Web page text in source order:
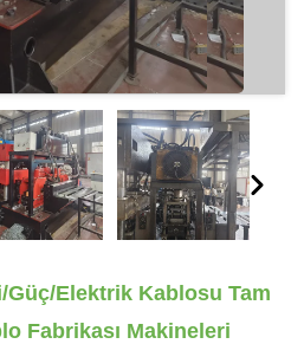
Elektrik Kablosu Tam
Fabrikası Makineleri